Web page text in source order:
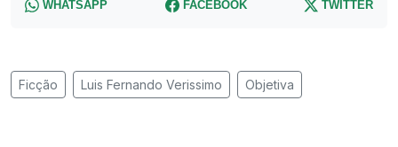
WHATSAPP FACEBOOK TWITTER
Ficção Luis Fernando Verissimo Objetiva